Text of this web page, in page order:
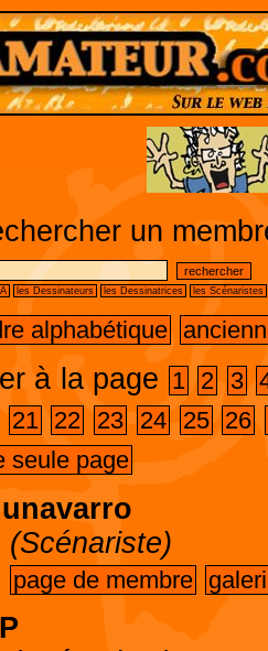
un
les Dessinateurs les Dessinatrices les Scénaristes
alphabétique
à la page 1 2 3
21 22 23 24 25
26
seule page
(Scénariste)
page de membre